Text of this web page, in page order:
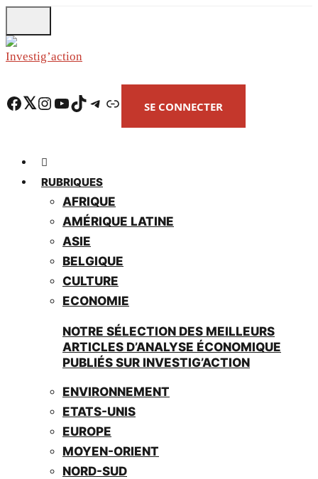
to
main
Facebook Twitter Instagram YouTube TikTok Telegram Lien SE CONNECTER
RUBRIQUES
AFRIQUE
AMÉRIQUE LATINE
ASIE
BELGIQUE
CULTURE
ECONOMIE
NOTRE SÉLECTION DES MEILLEURS
ARTICLES D’ANALYSE ÉCONOMIQUE
PUBLIÉS SUR INVESTIG’ACTION
ENVIRONNEMENT
ETATS-UNIS
EUROPE
MOYEN-ORIENT
NORD-SUD